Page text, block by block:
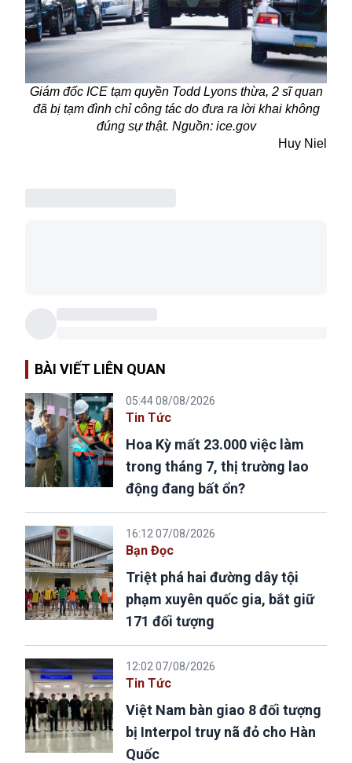
Giám đốc ICE tạm quyền Todd Lyons thừa, 2 sĩ quan
đã bị tạm đình chỉ công tác do đưa ra lời khai không
đúng sự thật. Nguồn: ice.gov
Huy Niel
BÀI VIẾT LIÊN QUAN
05:44 08/08/2026
Tin Tức
Hoa Kỳ mất 23.000 việc làm
trong tháng 7, thị trường lao
động đang bất ổn?
16:12 07/08/2026
Bạn Đọc
Triệt phá hai đường dây tội
phạm xuyên quốc gia, bắt giữ
171 đối tượng
12:02 07/08/2026
Tin Tức
Việt Nam bàn giao 8 đối tượng
bị Interpol truy nã đỏ cho Hàn
Quốc